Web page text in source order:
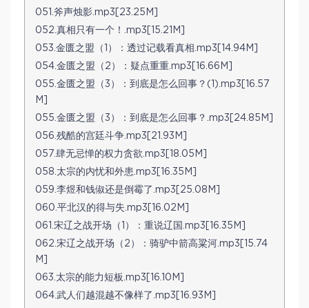
051.斧声烛影.mp3[23.25M]
052.真相只有一个！.mp3[15.21M]
053.金匮之盟（1）：透过记载看真相.mp3[14.94M]
054.金匮之盟（2）：疑点重重.mp3[16.66M]
055.金匮之盟（3）：到底是怎么回事？(1).mp3[16.57
M]
055.金匮之盟（3）：到底是怎么回事？.mp3[24.85M]
056.残酷的宫廷斗争.mp3[21.93M]
057.肆无忌惮的权力贪欲.mp3[18.05M]
058.太宗的内忧和外患.mp3[16.35M]
059.李煜和钱俶还是倒霉了.mp3[25.08M]
060.平北汉的得与失.mp3[16.02M]
061.宋辽之战开场（1）：重说辽国.mp3[16.35M]
062.宋辽之战开场（2）：骑驴中箭高粱河.mp3[15.74
M]
063.太宗的能力短板.mp3[16.10M]
064.武人们越混越不像样了.mp3[16.93M]